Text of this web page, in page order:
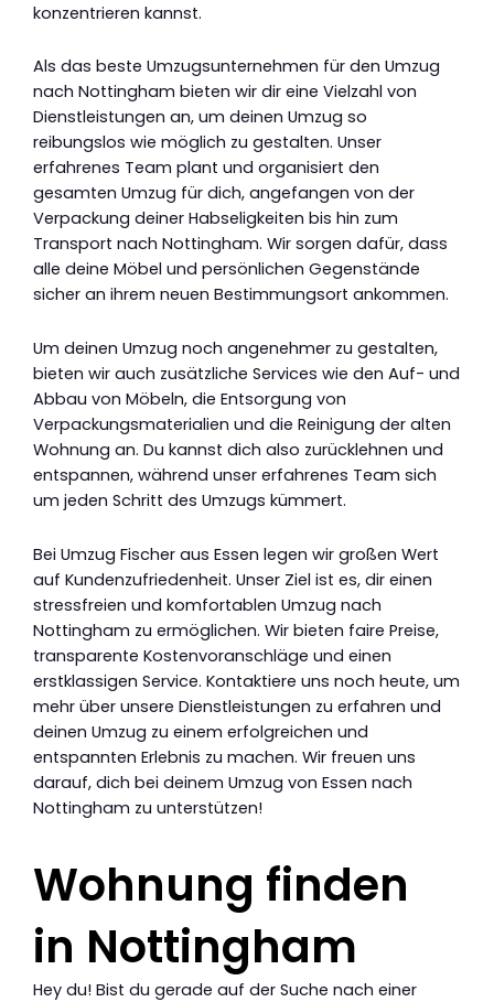
konzentrieren kannst.
Als das beste Umzugsunternehmen für den Umzug
nach Nottingham bieten wir dir eine Vielzahl von
Dienstleistungen an, um deinen Umzug so
reibungslos wie möglich zu gestalten. Unser
erfahrenes Team plant und organisiert den
gesamten Umzug für dich, angefangen von der
Verpackung deiner Habseligkeiten bis hin zum
Transport nach Nottingham. Wir sorgen dafür, dass
alle deine Möbel und persönlichen Gegenstände
sicher an ihrem neuen Bestimmungsort ankommen.
Um deinen Umzug noch angenehmer zu gestalten,
bieten wir auch zusätzliche Services wie den Auf- und
Abbau von Möbeln, die Entsorgung von
Verpackungsmaterialien und die Reinigung der alten
Wohnung an. Du kannst dich also zurücklehnen und
entspannen, während unser erfahrenes Team sich
um jeden Schritt des Umzugs kümmert.
Bei Umzug Fischer aus Essen legen wir großen Wert
auf Kundenzufriedenheit. Unser Ziel ist es, dir einen
stressfreien und komfortablen Umzug nach
Nottingham zu ermöglichen. Wir bieten faire Preise,
transparente Kostenvoranschläge und einen
erstklassigen Service. Kontaktiere uns noch heute, um
mehr über unsere Dienstleistungen zu erfahren und
deinen Umzug zu einem erfolgreichen und
entspannten Erlebnis zu machen. Wir freuen uns
darauf, dich bei deinem Umzug von Essen nach
Nottingham zu unterstützen!
Wohnung finden
in Nottingham
Hey du! Bist du gerade auf der Suche nach einer